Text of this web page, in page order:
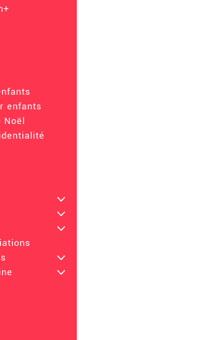
enfants
+
+
+
+
+